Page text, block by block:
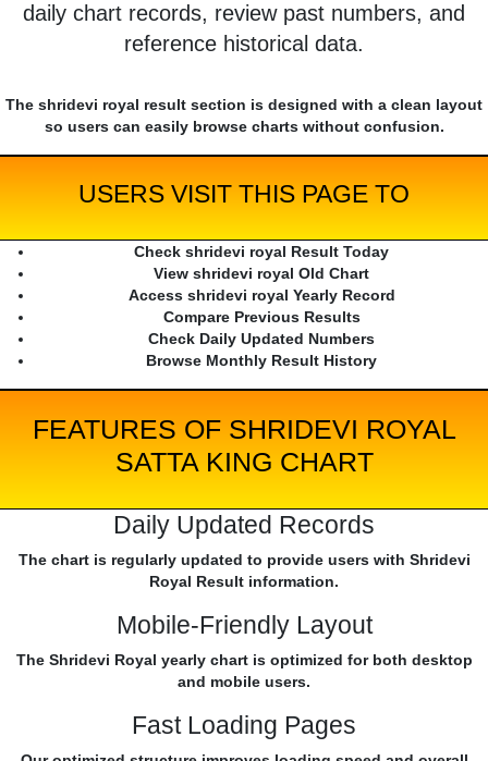
daily chart records, review past numbers, and
reference historical data.
The shridevi royal result section is designed with a clean layout
so users can easily browse charts without confusion.
USERS VISIT THIS PAGE TO
Check shridevi royal Result Today
View shridevi royal Old Chart
Access shridevi royal Yearly Record
Compare Previous Results
Check Daily Updated Numbers
Browse Monthly Result History
FEATURES OF SHRIDEVI ROYAL
SATTA KING CHART
Daily Updated Records
The chart is regularly updated to provide users with Shridevi
Royal Result information.
Mobile-Friendly Layout
The Shridevi Royal yearly chart is optimized for both desktop
and mobile users.
Fast Loading Pages